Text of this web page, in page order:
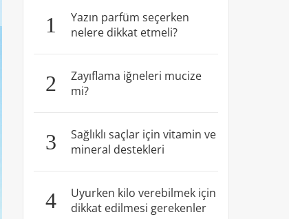
1
Yazın parfüm seçerken
nelere dikkat etmeli?
2
Zayıflama iğneleri mucize
mi?
3
Sağlıklı saçlar için vitamin ve
mineral destekleri
4
Uyurken kilo verebilmek için
dikkat edilmesi gerekenler